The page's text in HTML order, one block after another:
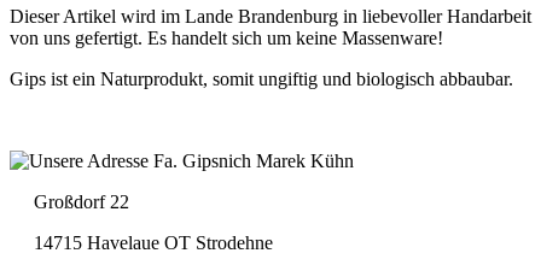
Dieser Artikel wird im Lande Brandenburg in liebevoller Handarbeit
von uns gefertigt. Es handelt sich um keine Massenware!
Gips ist ein Naturprodukt, somit ungiftig und biologisch abbaubar.
Fa. Gipsnich Marek Kühn
Großdorf 22
14715 Havelaue OT Strodehne